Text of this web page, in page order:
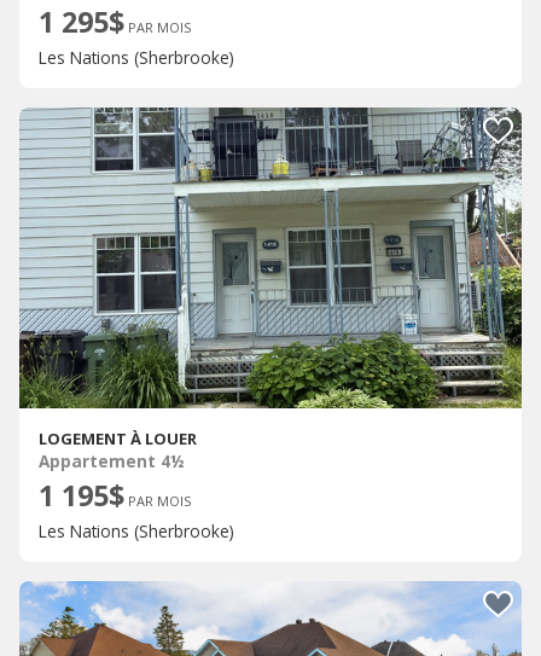
1 295$ PAR MOIS
Les Nations (Sherbrooke)
LOGEMENT À LOUER
Appartement 4½
1 195$ PAR MOIS
Les Nations (Sherbrooke)